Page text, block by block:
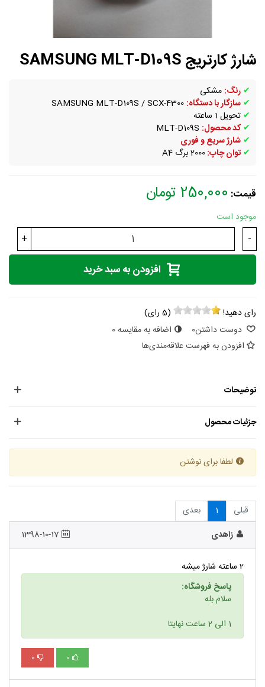
شارژ کارتریج SAMSUNG MLT-D109S
✔ رنگ: مشکی
✔ سازگار با دستگاه:
✔ تحویل 1 ساعته
✔ کد محصول:
✔ شارژ سریع و فوری
✔ توان چاپ:2000 برگ A4
قیمت: 250,000 تومان
موجود است
-
+
افزودن به سبد خرید
رای دهید! (
5 رای)
دوست داشتن0 اضافه به مقایسه0
افزودن به فهرست علاقه‌مندی‌ها
توضیحات
جزئیات محصول
لطفا برای نوشتن
قبلی 1
بعدی
زاهدی
2 ساعته شارژ میشه
پاسخ فروشگاه:
سلام بله
1 الی 2 ساعت نهایتا
0
0